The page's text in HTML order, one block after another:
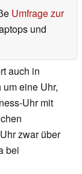
Umfrage zur
und
auch in
eine Uhr,
Uhr mit
zwar über
bei